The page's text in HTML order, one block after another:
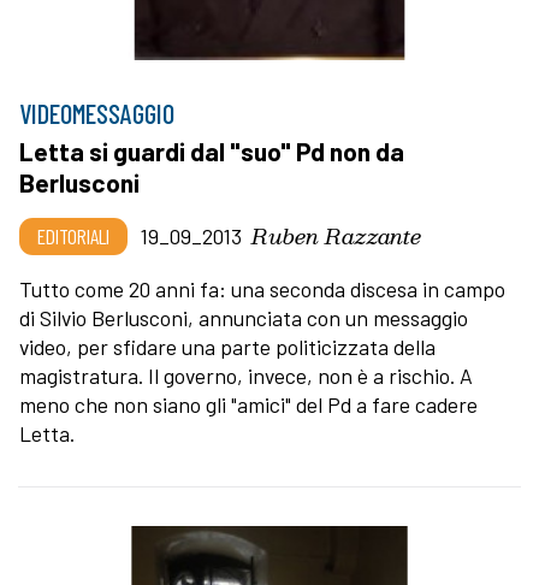
VIDEOMESSAGGIO
Letta si guardi dal "suo" Pd non da
Berlusconi
EDITORIALI 19_09_2013 Ruben Razzante
Tutto come 20 anni fa: una seconda discesa in campo
di Silvio Berlusconi, annunciata con un messaggio
video, per sfidare una parte politicizzata della
magistratura. Il governo, invece, non è a rischio. A
meno che non siano gli "amici" del Pd a fare cadere
Letta.